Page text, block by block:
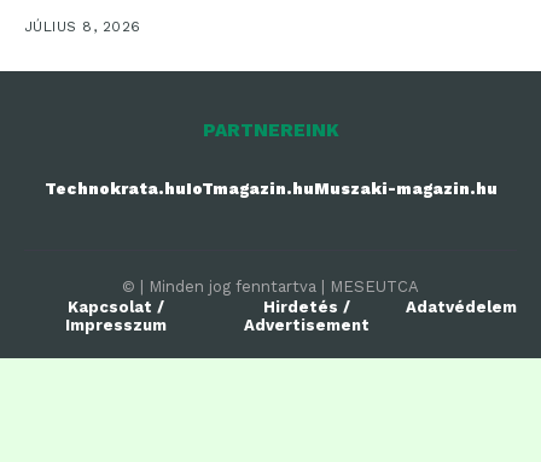
iparágban
meghatározóvá vált, és
számos...
JÚLIUS 8, 2026
PARTNEREINK
Technokrata.huIoTmagazin.huMuszaki-magazin.hu
© | Minden jog fenntartva | MESEUTCA
Kapcsolat /
Impresszum
Hirdetés /
Advertisement
Adatvédelem